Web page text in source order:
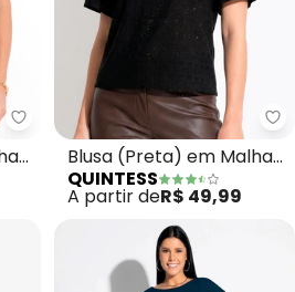
Quintess - Blusa (Preta) em
Blusa (Preta) em Malha
Laise
QUINTESS
A partir deR$ 49,99